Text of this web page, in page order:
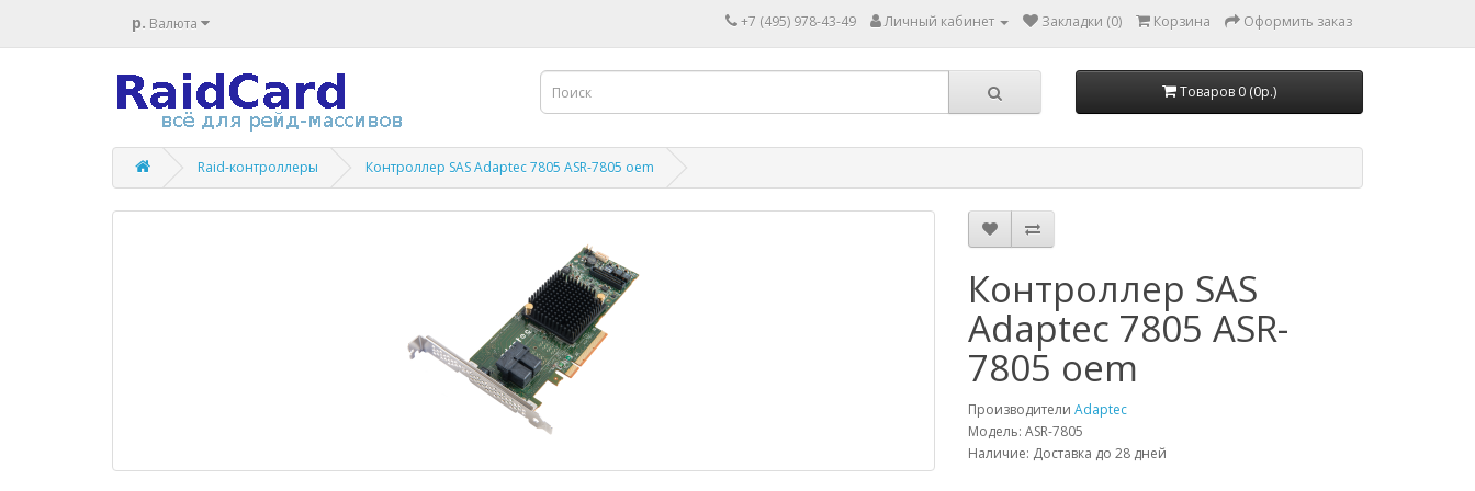
р. Валюта +7 (495) 978-43-49 Личный кабинет Закладки (0) Корзина Оформить заказ
Товаров 0 (0р.)
Raid-контроллеры Контроллер SAS Adaptec 7805 ASR-7805 oem
Контроллер SAS
Adaptec 7805 ASR-
7805 oem
Производители Adaptec
Модель: ASR-7805
Наличие: Доставка до 28 дней